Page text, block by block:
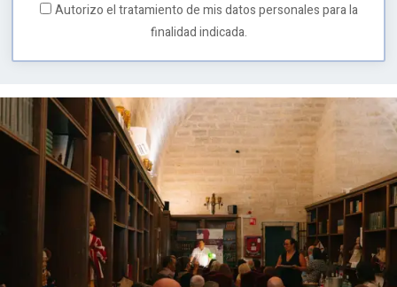
Autorizo el tratamiento de mis datos personales para la
finalidad indicada.